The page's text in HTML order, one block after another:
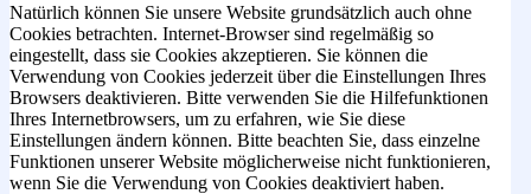
Natürlich können Sie unsere Website grundsätzlich auch ohne
Cookies betrachten. Internet-Browser sind regelmäßig so
eingestellt, dass sie Cookies akzeptieren. Sie können die
Verwendung von Cookies jederzeit über die Einstellungen Ihres
Browsers deaktivieren. Bitte verwenden Sie die Hilfefunktionen
Ihres Internetbrowsers, um zu erfahren, wie Sie diese
Einstellungen ändern können. Bitte beachten Sie, dass einzelne
Funktionen unserer Website möglicherweise nicht funktionieren,
wenn Sie die Verwendung von Cookies deaktiviert haben.